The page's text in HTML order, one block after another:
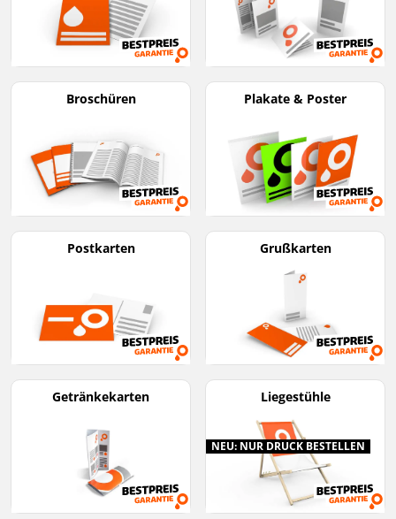
Broschüren Plakate & Poster
Postkarten Grußkarten
Getränkekarten Liegestühle
NEU: NUR DRUCK BESTELLEN